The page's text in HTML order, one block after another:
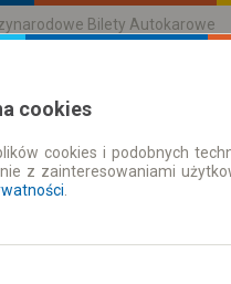
Bilety Autokarowe
Rozkład Jazdy | Bilety
cookies
cookies i podobnych
z zainteresowaniami